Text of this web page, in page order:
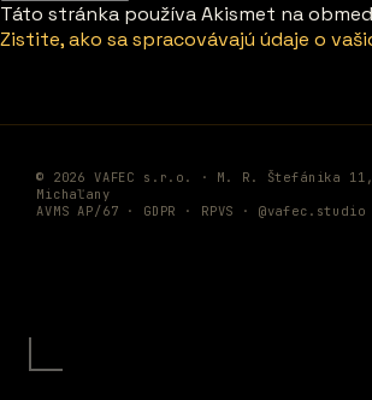
Táto stránka používa Akismet na
Zistite, ako sa spracovávajú údaje o
© 2026 VAFEC s.r.o. · M. R. Štefánika
Michaľany
AVMS AP/67 · GDPR · RPVS · @vafec.studio